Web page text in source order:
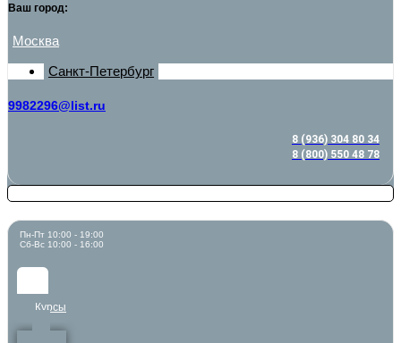
Ваш город:
Москва
Санкт-Петербург
9982296@list.ru
8 (936) 304 80 34
8 (800) 550 48 78
Пн-Пт 10:00 - 19:00
Сб-Вс 10:00 - 16:00
Курсы